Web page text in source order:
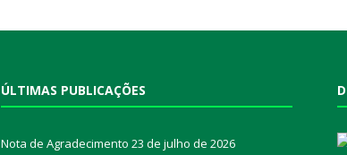
ÚLTIMAS PUBLICAÇÕES
Nota de Agradecimento 23 de julho de 2026